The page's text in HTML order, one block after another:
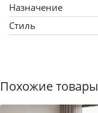
Назначение
Стиль
Похожие товары